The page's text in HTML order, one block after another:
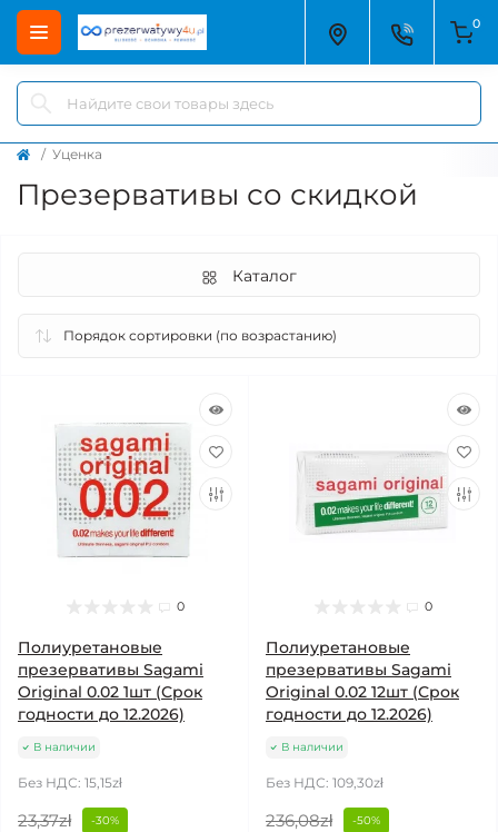
0
Уценка
Презервативы со скидкой
Каталог
0
Полиуретановые
презервативы Sagami
Original 0.02 1шт (Срок
годности до 12.2026)
В наличии
Без НДС: 15,15zł
23,37zł -30%
0
Полиуретановые
презервативы Sagami
Original 0.02 12шт (Срок
годности до 12.2026)
В наличии
Без НДС: 109,30zł
236,08zł -50%